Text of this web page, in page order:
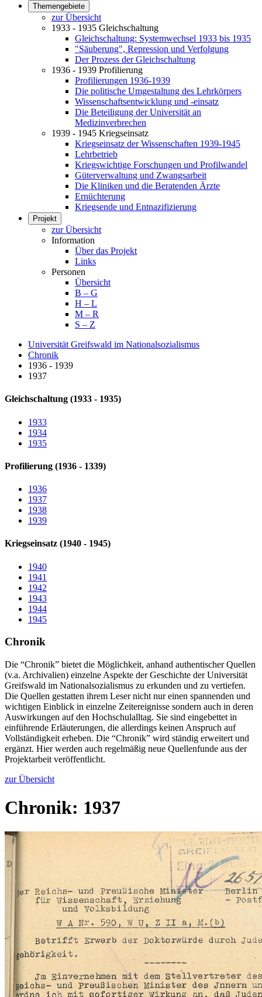
Themengebiete
zur Übersicht
1933 - 1935 Gleichschaltung
Gleichschaltung: Systemwechsel 1933 bis 1935
"Säuberung", Repression und Verfolgung
Der Prozess der Gleichschaltung
1936 - 1939 Profilierung
Profilierungen 1936-1939
Die politische Umgestaltung des Lehrkörpers
Wissenschaftsentwicklung und -einsatz
Die Beteiligung der Universität an
Medizinverbrechen
1939 - 1945 Kriegseinsatz
Kriegseinsatz der Wissenschaften 1939-1945
Lehrbetrieb
Kriegswichtige Forschungen und Profilwandel
Güterverwaltung und Zwangsarbeit
Die Kliniken und die Beratenden Ärzte
Ernüchterung
Kriegsende und Entnazifizierung
Projekt
zur Übersicht
Information
Über das Projekt
Links
Personen
Übersicht
B – G
H – L
M – R
S – Z
Universität Greifswald im Nationalsozialismus
Chronik
1936 - 1939
1937
Gleichschaltung (1933 - 1935)
1933
1934
1935
Profilierung (1936 - 1339)
1936
1937
1938
1939
Kriegseinsatz (1940 - 1945)
1940
1941
1942
1943
1944
1945
Chronik
Die “Chronik” bietet die Möglichkeit, anhand authentischer Quellen
(v.a. Archivalien) einzelne Aspekte der Geschichte der Universität
Greifswald im Nationalsozialismus zu erkunden und zu vertiefen.
Die Quellen gestatten ihrem Leser nicht nur einen spannenden und
wichtigen Einblick in einzelne Zeitereignisse sondern auch in deren
Auswirkungen auf den Hochschulalltag. Sie sind eingebettet in
einführende Erläuterungen, die allerdings keinen Anspruch auf
Vollständigkeit erheben. Die “Chronik” wird ständig erweitert und
ergänzt. Hier werden auch regelmäßig neue Quellenfunde aus der
Projektarbeit veröffentlicht.
zur Übersicht
Chronik: 1937